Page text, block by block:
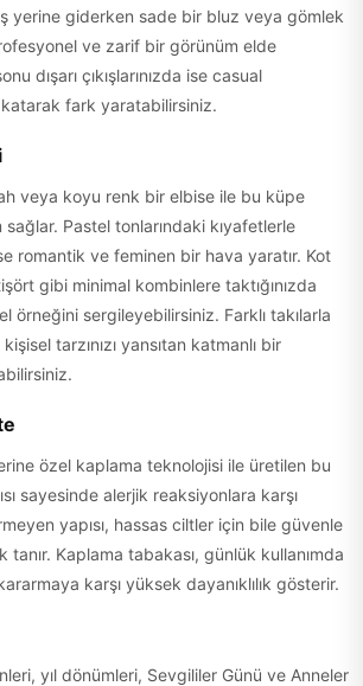
yerine giderken sade bir bluz veya gömlek
ve zarif bir görünüm elde
dışarı çıkışlarınızda ise casual
katarak fark yaratabilirsiniz.
veya koyu renk bir elbise ile bu küpe
Pastel tonlarındaki kıyafetlerle
romantik ve feminen bir hava yaratır. Kot
gibi minimal kombinlere taktığınızda
örneğini sergileyebilirsiniz. Farklı takılarla
tarzınızı yansıtan katmanlı bir
özel kaplama teknolojisi ile üretilen bu
sayesinde alerjik reaksiyonlara karşı
yapısı, hassas ciltler için bile güvenle
tanır. Kaplama tabakası, günlük kullanımda
karşı yüksek dayanıklılık gösterir.
yıl dönümleri, Sevgililer Günü ve Anneler